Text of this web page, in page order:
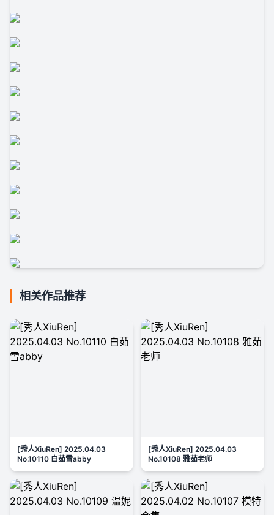
相关作品推荐
[秀人XiuRen] 2025.04.03
No.10110 白茹雪abby
[秀人XiuRen] 2025.04.03
No.10108 雅茹老师